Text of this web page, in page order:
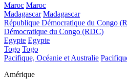
Maroc Maroc
Madagascar Madagascar
République Démocratique du Congo
Démocratique du Congo (RDC)
Egypte Egypte
Togo Togo
Pacifique, Océanie et Australie
Amérique